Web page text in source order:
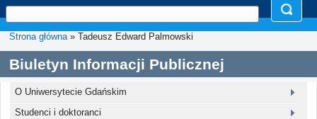
Strona główna» Tadeusz Edward Palmowski
Biuletyn Informacji Publicznej
O Uniwersytecie Gdańskim
Studenci i doktoranci